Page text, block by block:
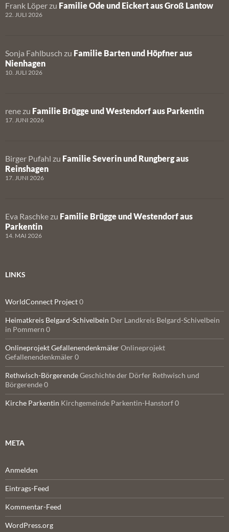
Frank Löper zu Familie Ode und Eickert aus Groß Lantow
22. JULI 2026
Sonja Fahlbusch zu Familie Barten und Höpfner aus
Nienhagen
10. JULI 2026
rene zu Familie Brügge und Westendorf aus Parkentin
17. JUNI 2026
Birger Pufahl zu Familie Severin und Rungberg aus
Reinshagen
17. JUNI 2026
Eva Raschke zu Familie Brügge und Westendorf aus
Parkentin
14. MAI 2026
LINKS
WorldConnect Project0
Heimatkreis Belgard-Schivelbein Der Landkreis Belgard-Schivelbein
in Pommern 0
Onlineprojekt GefallenendenkmälerOnlineprojekt
Gefallenendenkmäler 0
Rethwisch-BörgerendeGeschichte der Dörfer Rethwisch und
Börgerende 0
Kirche Parkentin Kirchgemeinde Parkentin-Hanstorf 0
META
Anmelden
Eintrags-Feed
Kommentar-Feed
WordPress.org